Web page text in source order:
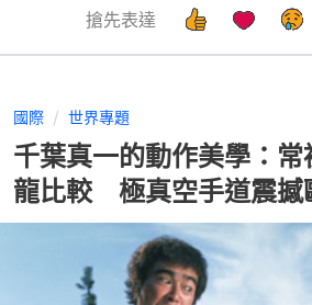
搶先表達
國際 世界專題
千葉真一的動作美學：
龍比較 極真空手道震撼